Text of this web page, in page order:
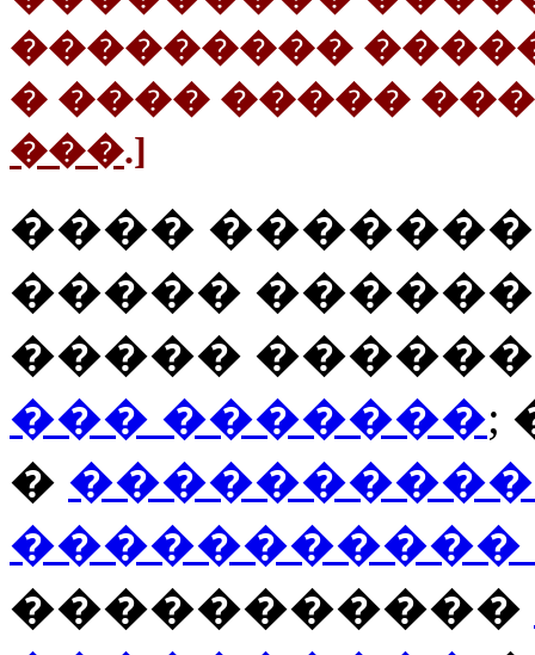
���������
� ���� �����
���.]
���� �������
�����
�����
��� �������;
�
�����������